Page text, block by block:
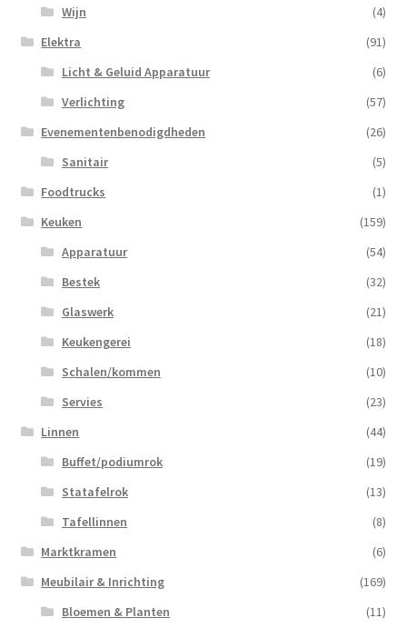
Wijn
(4)
Elektra
(91)
Licht & Geluid Apparatuur
(6)
Verlichting
(57)
Evenementenbenodigdheden
(26)
Sanitair
(5)
Foodtrucks
(1)
Keuken
(159)
Apparatuur
(54)
Bestek
(32)
Glaswerk
(21)
Keukengerei
(18)
Schalen/kommen
(10)
Servies
(23)
Linnen
(44)
Buffet/podiumrok
(19)
Statafelrok
(13)
Tafellinnen
(8)
Marktkramen
(6)
Meubilair & Inrichting
(169)
Bloemen & Planten
(11)